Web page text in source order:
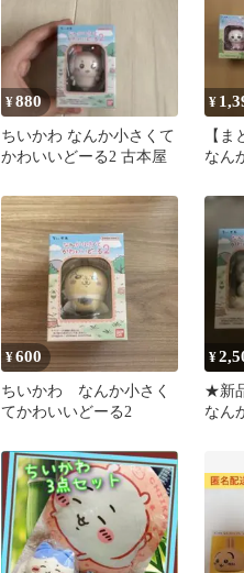
¥880
ちいかわ なんか小さくて
かわいいどーる2 古本屋
¥
【
なん
、シ
¥600
ちいかわ なんか小さく
てかわいいどーる2
¥
★新
なん